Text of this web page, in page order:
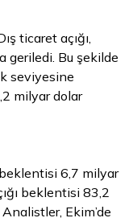
ticaret açığı,
geriledi. Bu şekilde
seviyesine
milyardolar
6,7 milyar
beklentisi 83,2
Ekim’de